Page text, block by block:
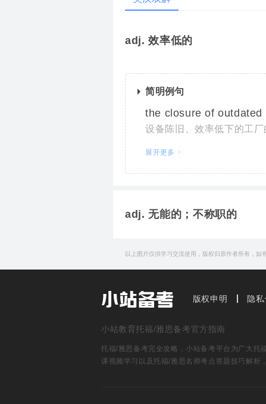
adj. 效率低的
简明例句
the closure of outdated
设备陈旧、效率低下的工厂
Their communication
展开更多
adj. 无能的；不称职的
他既懒惰又无能。
aninefficientand
展开更多
以上图片仅供学习交流使用，版权归原作者所有，如
版权申明 隐
小站教育托福/雅思备考官方指南
托福/雅思备考完全攻略，小站备考平台为广大
课视频学习以及托福/雅思名师考点答题技巧解析